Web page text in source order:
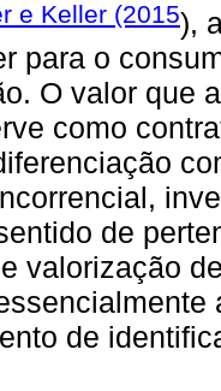
e Keller (2015),
para o
O valor que
como
de
valorização
de